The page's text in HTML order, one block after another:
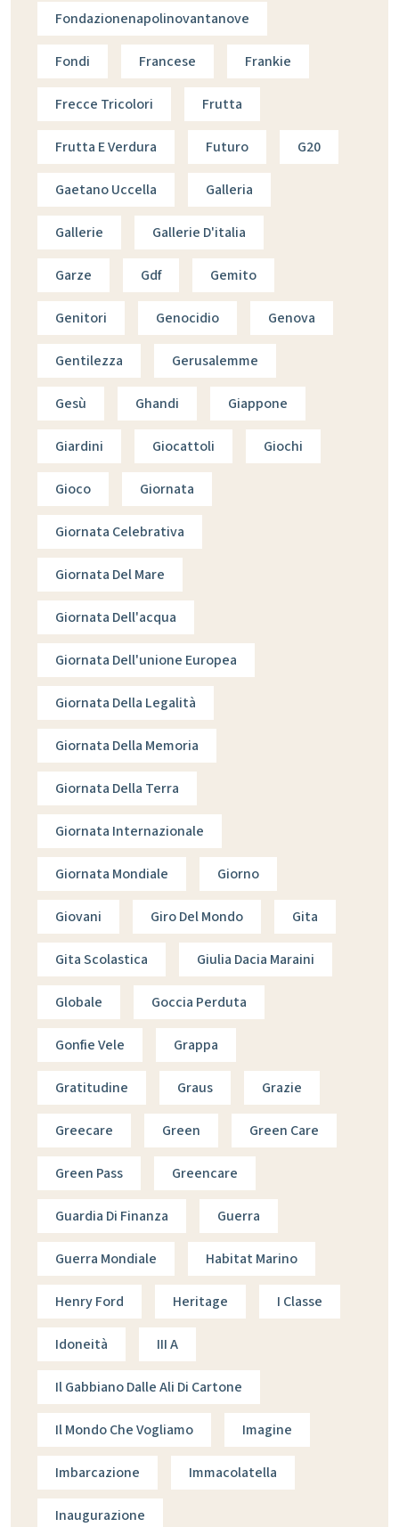
Fondazionenapolinovantanove
Fondi Francese Frankie
Frecce Tricolori Frutta
Frutta E Verdura Futuro G20
Gaetano Uccella Galleria
Gallerie Gallerie D'italia
Garze Gdf Gemito
Genitori Genocidio Genova
Gentilezza Gerusalemme
Gesù Ghandi Giappone
Giardini Giocattoli Giochi
Gioco Giornata
Giornata Celebrativa
Giornata Del Mare
Giornata Dell'acqua
Giornata Dell'unione Europea
Giornata Della Legalità
Giornata Della Memoria
Giornata Della Terra
Giornata Internazionale
Giornata Mondiale Giorno
Giovani Giro Del Mondo Gita
Gita Scolastica Giulia Dacia Maraini
Globale Goccia Perduta
Gonfie Vele Grappa
Gratitudine Graus Grazie
Greecare Green Green Care
Green Pass Greencare
Guardia Di Finanza Guerra
Guerra Mondiale Habitat Marino
Henry Ford Heritage I Classe
Idoneità III A
Il Gabbiano Dalle Ali Di Cartone
Il Mondo Che Vogliamo Imagine
Imbarcazione Immacolatella
Inaugurazione